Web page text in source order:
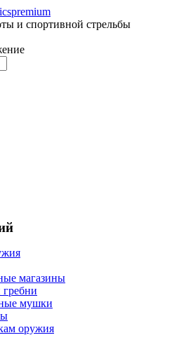
и спортивной стрельбы
магазины
мушки
оружия